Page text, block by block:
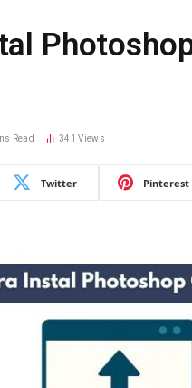
Read 341Views
Twitter Pinterest